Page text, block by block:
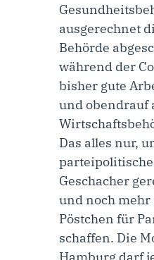
ausgerechnet
Behörde
während der
bisher gute
und obendrauf
Das alles nur,
Geschacher
und noch mehr
Pöstchen für
schaffen. Die